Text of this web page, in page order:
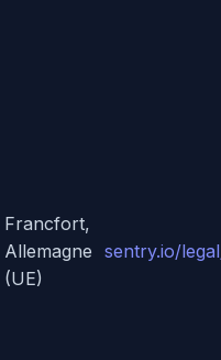
Francfort,
Allemagne
(UE)
sentry.io/